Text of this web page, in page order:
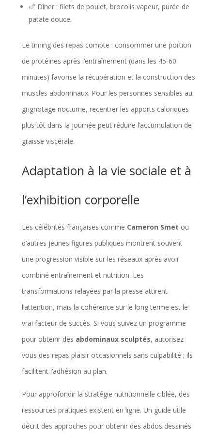
🍗 Dîner : filets de poulet, brocolis vapeur, purée de
patate douce.
Le timing des repas compte : consommer une portion
de protéines après l’entraînement (dans les 45-60
minutes) favorise la récupération et la construction des
muscles abdominaux. Pour les personnes sensibles au
grignotage nocturne, recentrer les apports caloriques
plus tôt dans la journée peut réduire l’accumulation de
graisse viscérale.
Adaptation à la vie sociale et à
l’exhibition corporelle
Les célébrités françaises comme Cameron Smet ou
d’autres jeunes figures publiques montrent souvent
une progression visible sur les réseaux après avoir
combiné entraînement et nutrition. Les
transformations relayées par la presse attirent
l’attention, mais la cohérence sur le long terme est le
vrai facteur de succès. Si vous suivez un programme
pour obtenir des abdominaux sculptés, autorisez-
vous des repas plaisir occasionnels sans culpabilité ; ils
facilitent l’adhésion au plan.
Pour approfondir la stratégie nutritionnelle ciblée, des
ressources pratiques existent en ligne. Un guide utile
décrit des approches pour obtenir des abdos dessinés